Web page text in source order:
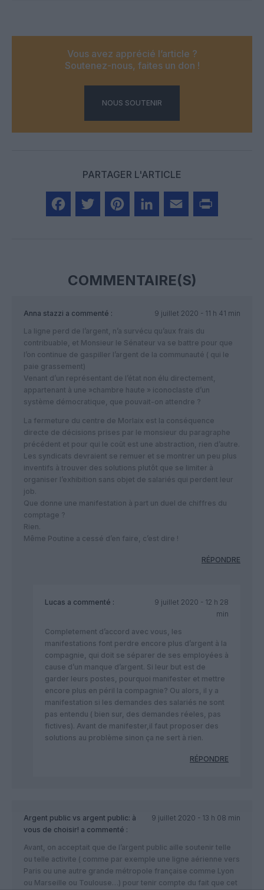
Vous avez apprécié l’article ?
Soutenez-nous, faites un don !
NOUS SOUTENIR
PARTAGER L'ARTICLE
COMMENTAIRE(S)
Anna stazzi a commenté :
9 juillet 2020 - 11 h 41 min
La ligne perd de l’argent, n’a survécu qu’aux frais du
contribuable, et Monsieur le Sénateur va se battre pour que
l’on continue de gaspiller l’argent de la communauté ( qui le
paie grassement)
Venant d’un représentant de l’état non élu directement,
appartenant à une »chambre haute » iconoclaste d’un
système démocratique, que pouvait-on attendre ?
La fermeture du centre de Morlaix est la conséquence
directe de décisions prises par le monsieur du paragraphe
précédent et pour qui le coût est une abstraction, rien d’autre.
Les syndicats devraient se remuer et se montrer un peu plus
inventifs à trouver des solutions plutôt que se limiter à
organiser l’exhibition sans objet de salariés qui perdent leur
job.
Que donne une manifestation à part un duel de chiffres du
comptage ?
Rien.
Même Poutine a cessé d’en faire, c’est dire !
RÉPONDRE
Lucas a commenté :
9 juillet 2020 - 12 h 28
min
Completement d’accord avec vous, les
manifestations font perdre encore plus d’argent à la
compagnie, qui doit se séparer de ses employées à
cause d’un manque d’argent. Si leur but est de
garder leurs postes, pourquoi manifester et mettre
encore plus en péril la compagnie? Ou alors, il y a
manifestation si les demandes des salariés ne sont
pas entendu ( bien sur, des demandes réeles, pas
fictives). Avant de manifester,il faut proposer des
solutions au problème sinon ça ne sert à rien.
RÉPONDRE
Argent public vs argent public: à
vous de choisir! a commenté :
9 juillet 2020 - 13 h 08 min
Avant, on acceptait que de l’argent public aille soutenir telle
ou telle activite ( comme par exemple une ligne aérienne vers
Paris ou une autre grande métropole française comme Lyon
ou Marseille ou Toulouse…) pour tenir compte du fait que cet